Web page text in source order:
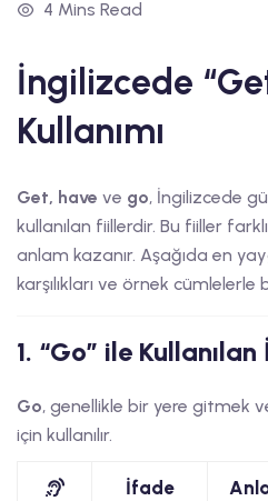
4 Mins Read
İngilizcede
Kullanımı
Get, have ve go, İngilizcede
kullanılan fiillerdir. Bu fiiller
anlam kazanır. Aşağıda en
karşılıkları ve örnek
1. “Go” ile
Go, genellikle bir yere gitmek
için kullanılır.
İfade